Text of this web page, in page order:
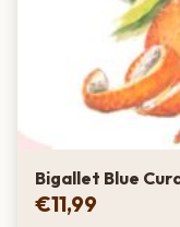
Bigallet Blue
€11,99